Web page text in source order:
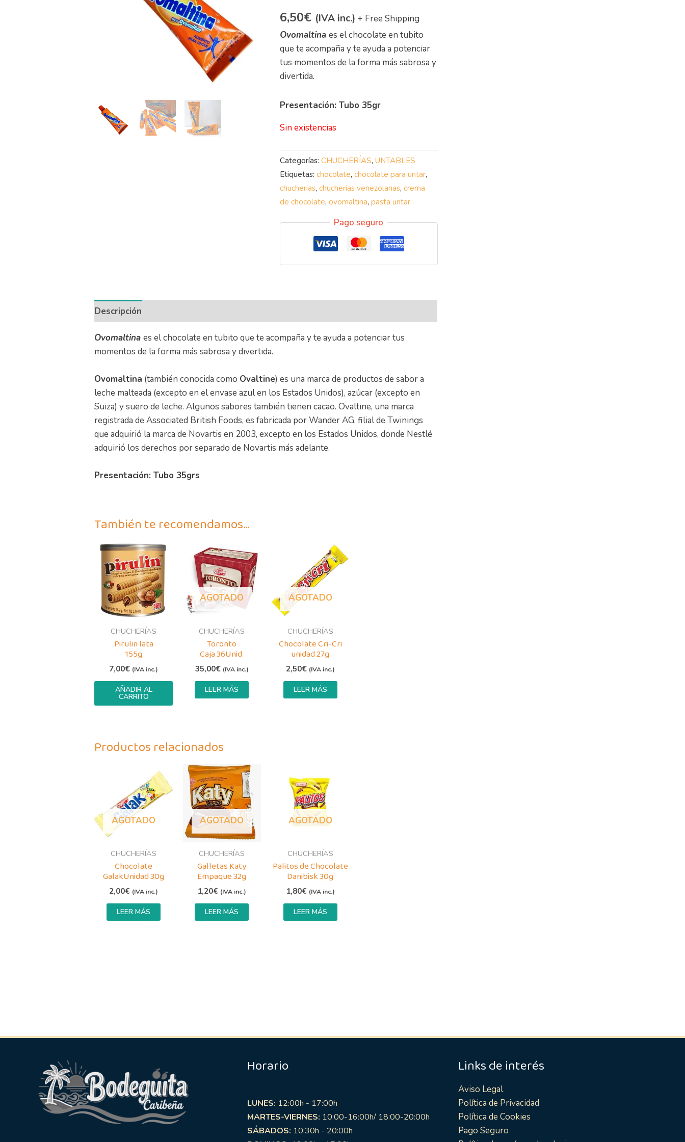
6,50€ (IVA inc.) + Free Shipping
Ovomaltina es el chocolate en tubito
que te acompaña y te ayuda a potenciar
tus momentos de la forma más sabrosa y
divertida.
Presentación: Tubo 35gr
Sin existencias
Categorías: CHUCHERÍAS, UNTABLES
Etiquetas: chocolate, chocolate para untar,
chucherias, chucherias venezolanas, crema
de chocolate, ovomaltina, pasta untar
Pago seguro
Descripción
Ovomaltina es el chocolate en tubito que te acompaña y te ayuda a potenciar tus
momentos de la forma más sabrosa y divertida.
Ovomaltina (también conocida como Ovaltine) es una marca de productos de sabor a
leche malteada (excepto en el envase azul en los Estados Unidos), azúcar (excepto en
Suiza) y suero de leche. Algunos sabores también tienen cacao. Ovaltine, una marca
registrada de Associated British Foods, es fabricada por Wander AG, filial de Twinings
que adquirió la marca de Novartis en 2003, excepto en los Estados Unidos, donde Nestlé
adquirió los derechos por separado de Novartis más adelante.
Presentación: Tubo 35grs
También te recomendamos…
CHUCHERÍAS
Pirulin lata
155g
7,00€ (IVA inc.)
AÑADIR AL
CARRITO
AGOTADO
CHUCHERÍAS
Toronto
Caja 36Unid.
35,00€ (IVA inc.)
LEER MÁS
AGOTADO
CHUCHERÍAS
Chocolate Cri-Cri
unidad 27g
2,50€ (IVA inc.)
LEER MÁS
Productos relacionados
AGOTADO
CHUCHERÍAS
Chocolate
GalakUnidad 30g
2,00€ (IVA inc.)
LEER MÁS
AGOTADO
CHUCHERÍAS
Galletas Katy
Empaque 32g
1,20€ (IVA inc.)
LEER MÁS
AGOTADO
CHUCHERÍAS
Palitos de Chocolate
Danibisk 30g
1,80€ (IVA inc.)
LEER MÁS
Horario
LUNES: 12:00h - 17:00h
MARTES-VIERNES: 10:00-16:00h/ 18:00-20:00h
SÁBADOS: 10:30h - 20:00h
Links de interés
Aviso Legal
Política de Privacidad
Política de Cookies
Pago Seguro